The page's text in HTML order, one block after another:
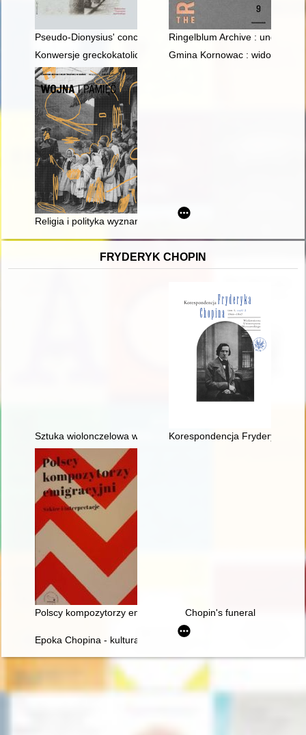
Pseudo-Dionysius' concept of hierarchy and the imperial cult
Ringelblum Archive :
Konwersje greckokatolickich Łemków do prawosławia w II
Gmina Kornowac : widoki z
Religia i polityka wyznaniowa w III Rzeszy
FRYDERYK CHOPIN
Sztuka wiolonczelowa w polskiej i rosyjskiej kulturze
Korespondencja Fryderyka
Polscy kompozytorzy emigracyjni. Szkice i interpretacje
Chopin's funeral
Epoka Chopina - kultura romantyczna we Francji i w Polsce